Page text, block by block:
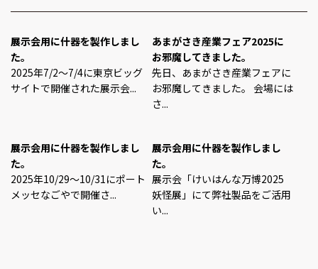
展示会用に什器を製作しまし
た。
2025年7/2～7/4に東京ビッグ
サイトで開催された展示会...
あまがさき産業フェア2025に
お邪魔してきました。
先日、あまがさき産業フェアに
お邪魔してきました。 会場には
さ...
展示会用に什器を製作しまし
た。
2025年10/29～10/31にポート
メッセなごやで開催さ...
展示会用に什器を製作しまし
た。
展示会「けいはんな万博2025
妖怪展」にて弊社製品をご活用
い...